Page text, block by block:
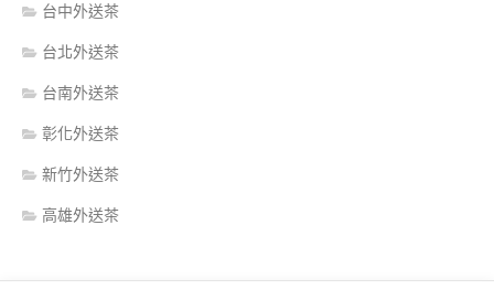
台中外送茶
台北外送茶
台南外送茶
彰化外送茶
新竹外送茶
高雄外送茶